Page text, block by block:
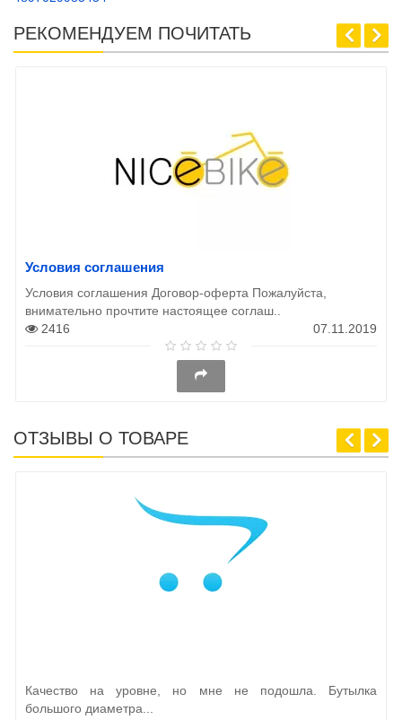
РЕКОМЕНДУЕМ ПОЧИТАТЬ
Условия соглашения
Условия соглашения Договор-оферта Пожалуйста,
внимательно прочтите настоящее соглаш..
2416
07.11.2019
ОТЗЫВЫ О ТОВАРЕ
Качество на уровне, но мне не подошла. Бутылка
большого диаметра...